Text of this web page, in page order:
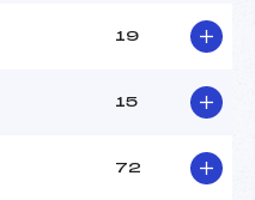
19
15
72